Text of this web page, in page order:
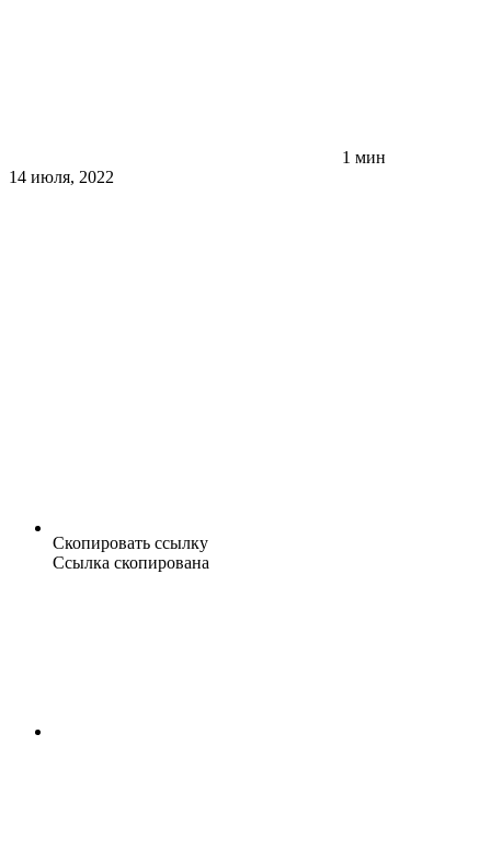
1 мин
14 июля, 2022
Скопировать ссылку
Ссылка скопирована